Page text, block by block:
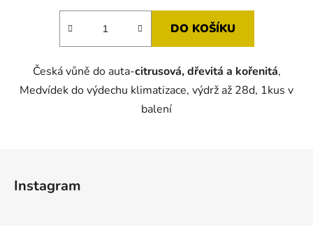
5,0
hvězdiček.
DO KOŠÍKU
Česká vůně do auta-citrusová, dřevitá a kořenitá,
Medvídek do výdechu klimatizace, výdrž až 28d, 1kus v
balení
Instagram